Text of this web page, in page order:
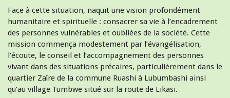
Face à cette situation, naquit une vision profondément
humanitaire et spirituelle : consacrer sa vie à l’encadrement
des personnes vulnérables et oubliées de la société. Cette
mission commença modestement par l’évangélisation,
l’écoute, le conseil et l’accompagnement des personnes
vivant dans des situations précaires, particulièrement dans le
quartier Zaïre de la commune Ruashi à Lubumbashi ainsi
qu’au village Tumbwe situé sur la route de Likasi.